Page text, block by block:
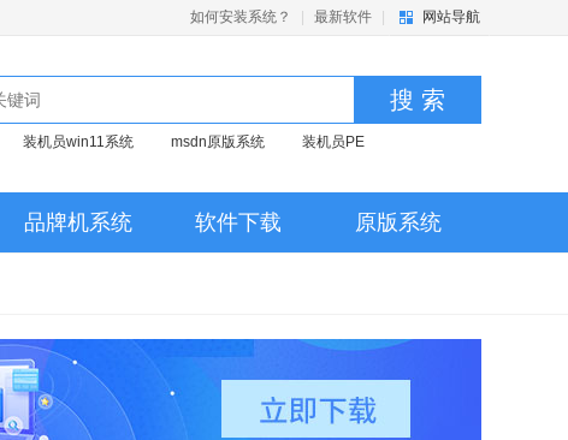
如何安装系统？ 最新软件 网站导航
搜 索
装机员win11系统 msdn原版系统 装机员PE
品牌机系统 软件下载 原版系统